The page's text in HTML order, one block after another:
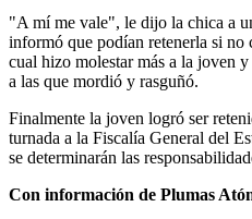
"A mí me vale", le dijo la chica a
informó que podían retenerla si
cual hizo molestar más a la joven
a las que mordió y rasguñó.
Finalmente la joven logró ser
turnada a la Fiscalía General del
se determinarán las
Con información de Plumas